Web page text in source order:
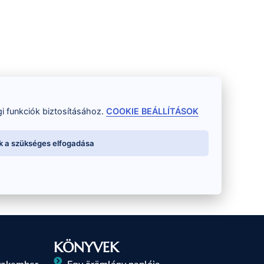
KÖNYVEK
funkciók biztosításához.COOKIE BEÁLLÍTÁSOK
a szükséges elfogadása